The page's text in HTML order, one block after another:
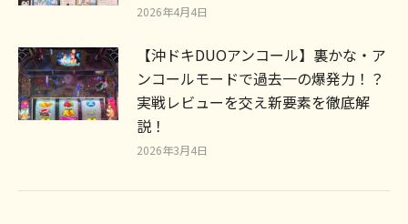
2026年4月4日
【沖ドキDUOアンコール】裏かな・ア
ンコールモードで過去一の爆発力！？
実戦レビューを交え新要素を徹底解
説！
2026年3月4日